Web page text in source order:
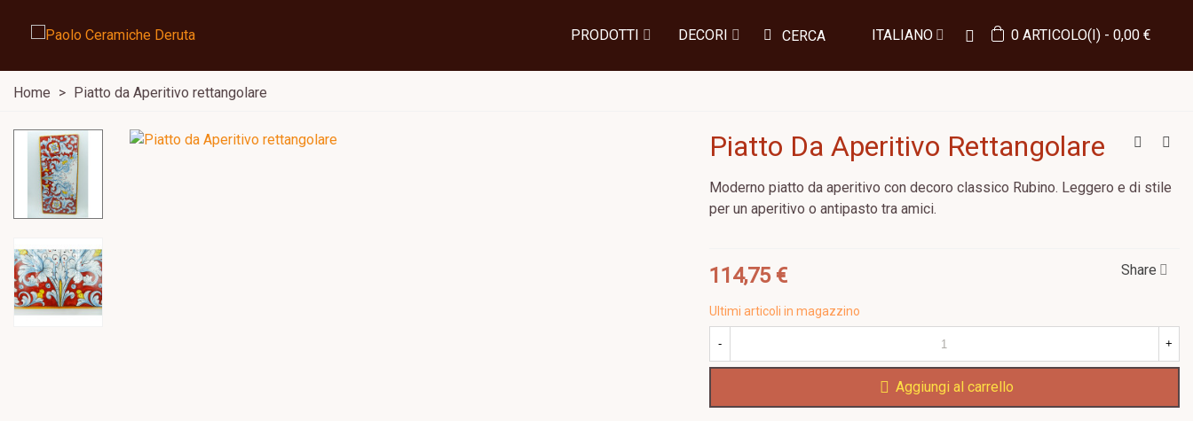
PRODOTTI DECORI CERCA ITALIANO 0 ARTICOLO(I) - 0,00 €
Home > Piatto da Aperitivo rettangolare
Piatto Da Aperitivo Rettangolare
Moderno piatto da aperitivo con decoro classico Rubino. Leggero e di stile
per un aperitivo o antipasto tra amici.
114,75 € Share
Ultimi articoli in magazzino
- +
Aggiungi al carrello